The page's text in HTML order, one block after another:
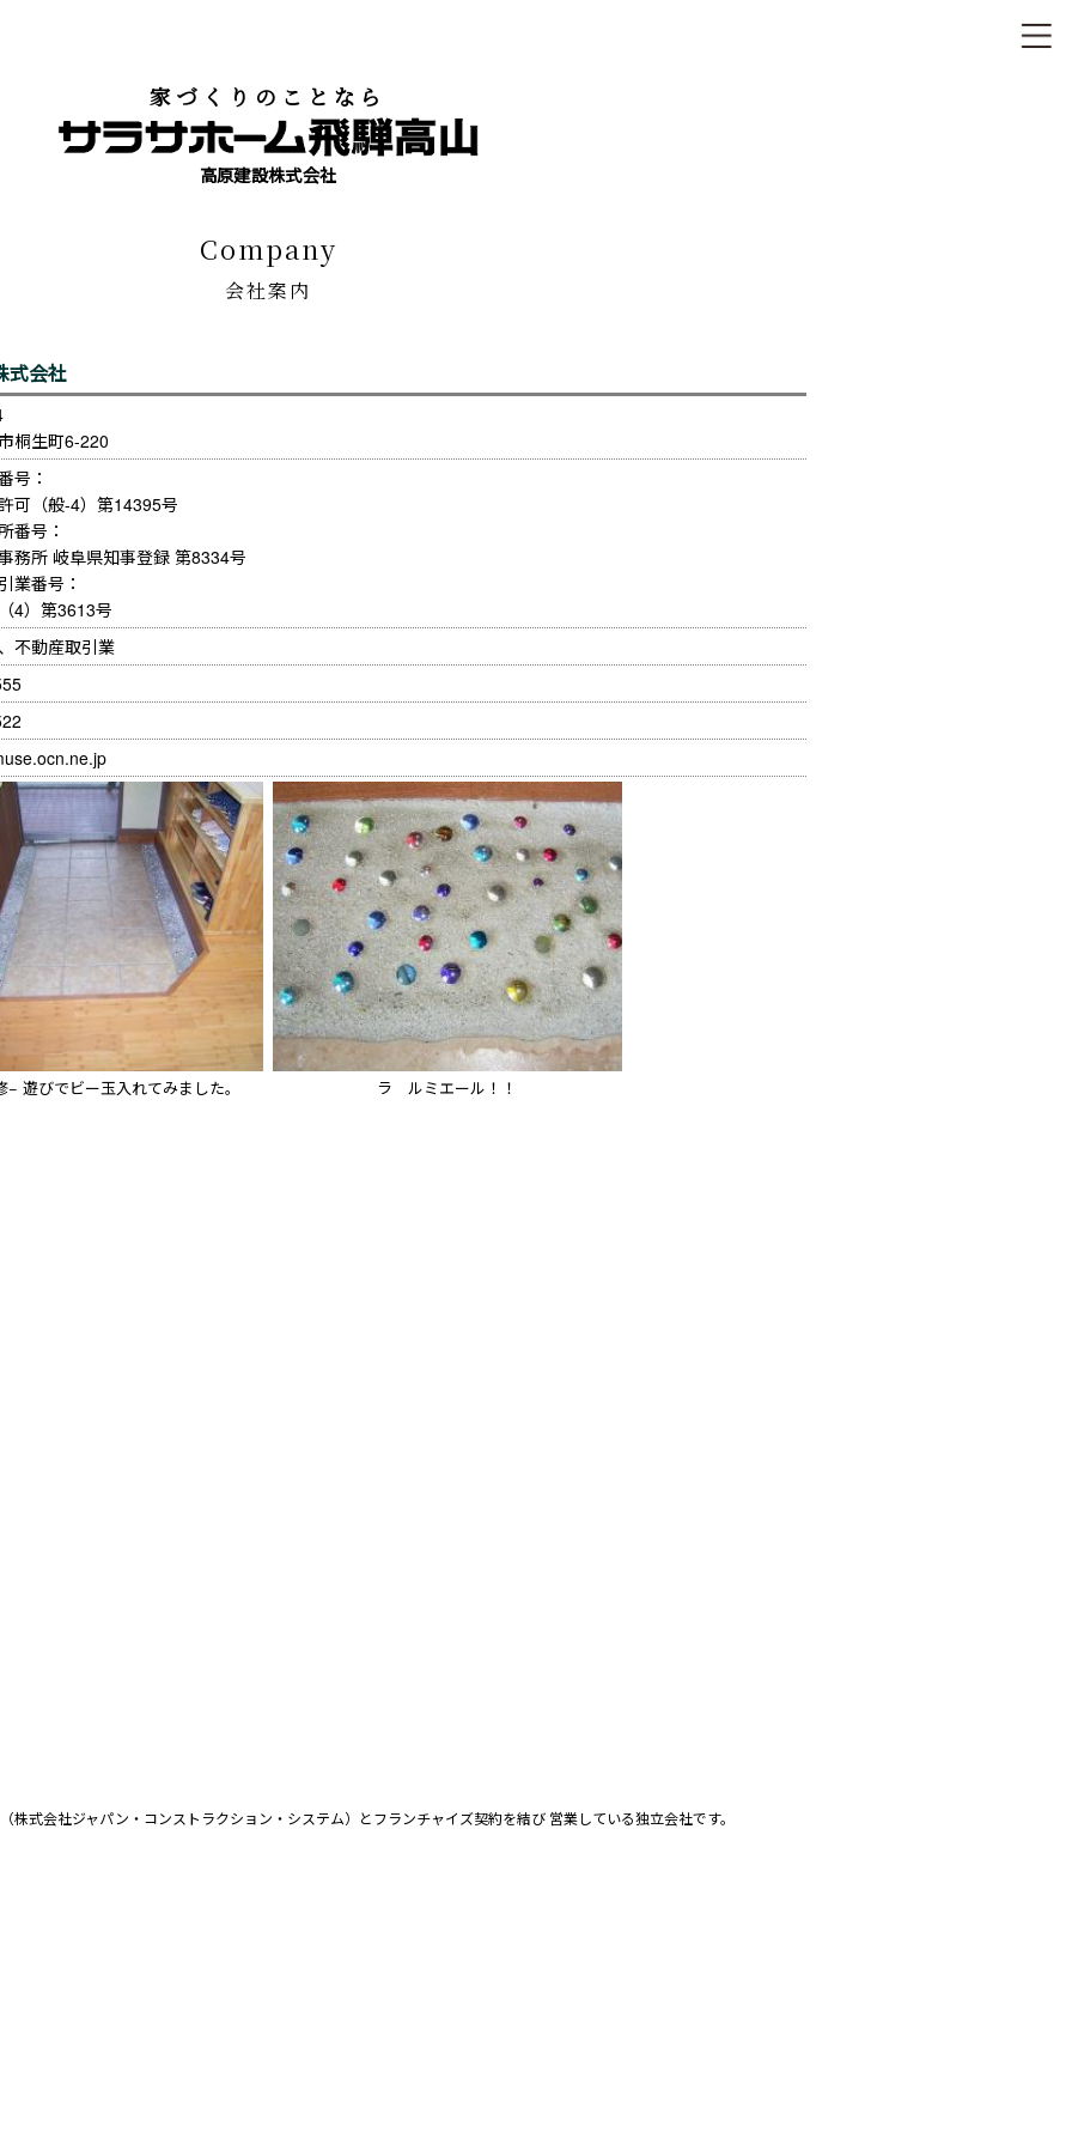
家づくりのことなら
高原建設株式会社
company
会社案内
式会社
桐生町6-220
号：
可（般-4）第14395号
番号：
務所 岐阜県知事登録 第8334号
業番号：
4）第3613号
不動産取引業
− 遊びでビー玉入れてみました。 ラ　ルミエール！！
株式会社ジャパン・コンストラクション・システム）とフランチャイズ契約を結び 営業している独立会社です。